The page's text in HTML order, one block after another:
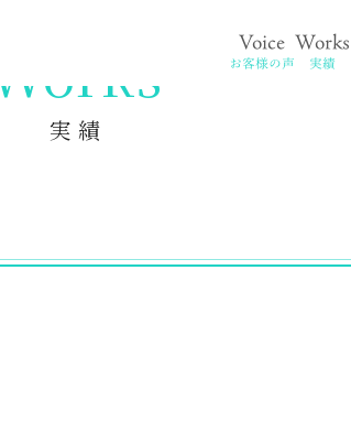
Voice
お客様の声
Works
実績
Works
実 績